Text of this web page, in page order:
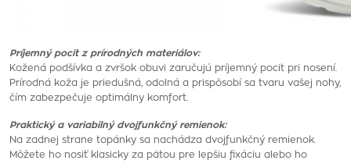
Príjemný pocit z prírodných materiálov:
Kožená podšívka a zvršok obuvi zaručujú príjemný pocit pri nosení.
Prírodná koža je priedušná, odolná a prispôsobí sa tvaru vašej nohy,
čím zabezpečuje optimálny komfort.
Praktický a variabilný dvojfunkčný remienok:
Na zadnej strane topánky sa nachádza dvojfunkčný remienok.
Môžete ho nosiť klasicky za pätou pre lepšiu fixáciu alebo ho